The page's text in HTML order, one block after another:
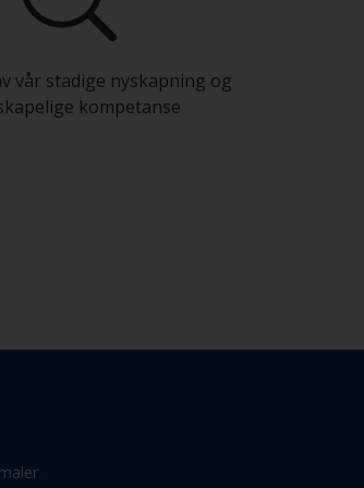
vår stadige nyskapning og
kompetanse